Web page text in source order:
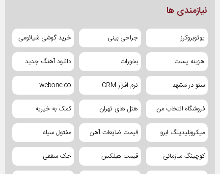
نیازمندی ها
یوتوبروکرز جراحی بینی خرید گوشی شیائومی
هزینه پست بخورات دانلود آهنگ جدید
سئو در مشهد نرم افزار CRM webone.co
فروشگاه انتخاب من هتل های تهران کمک به خیریه
میکروبلیدینگ ابرو قیمت ضایعات آهن مفتول سیاه
کوچینگ سازمانی قیمت هبلکس جک سقفی